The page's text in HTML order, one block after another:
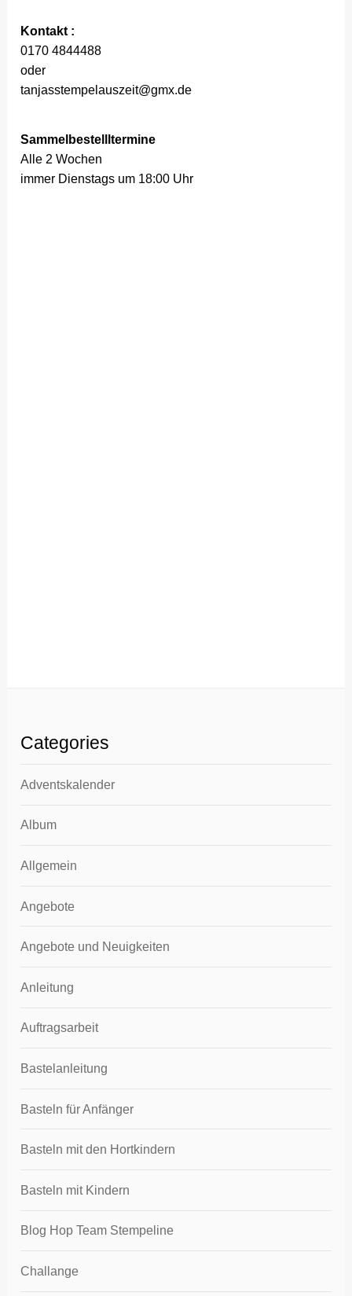
Kontakt :
0170 4844488
oder
tanjasstempelauszeit@gmx.de
Sammelbestellltermine
Alle 2 Wochen
immer Dienstags um 18:00 Uhr
Categories
Adventskalender
Album
Allgemein
Angebote
Angebote und Neuigkeiten
Anleitung
Auftragsarbeit
Bastelanleitung
Basteln für Anfänger
Basteln mit den Hortkindern
Basteln mit Kindern
Blog Hop Team Stempeline
Challange